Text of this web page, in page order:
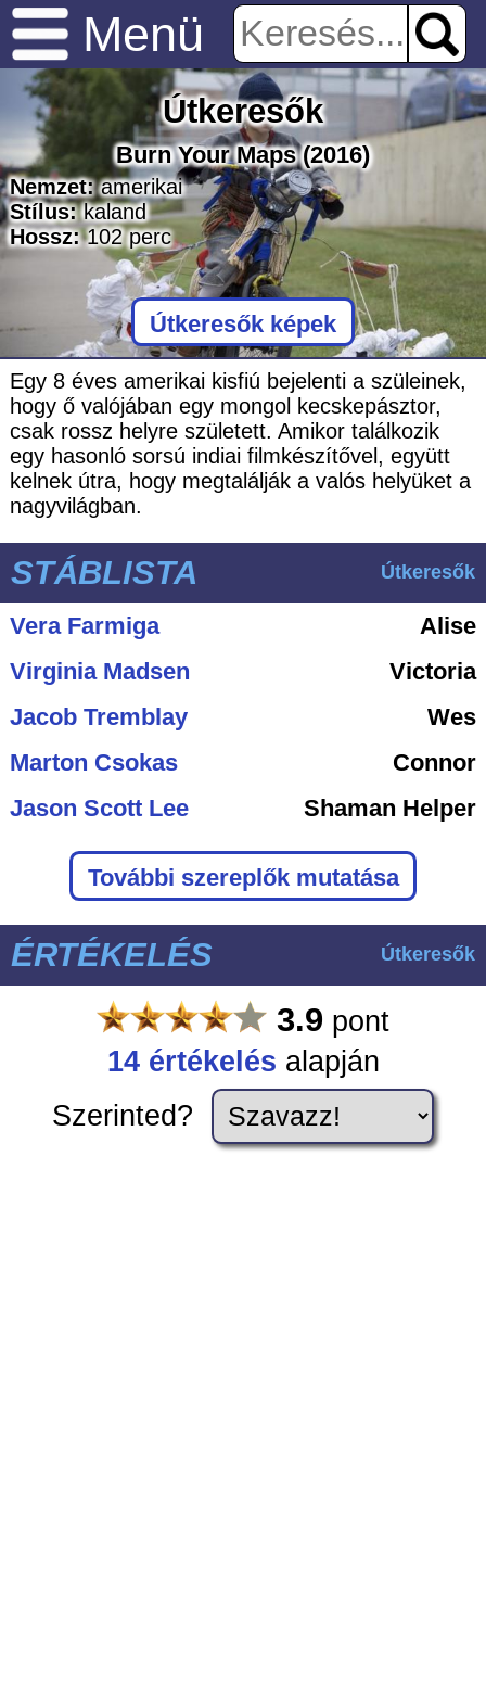
Menü
Útkeresők
Burn Your Maps(2016)
Nemzet: amerikai
Stílus: kaland
Hossz: 102perc
Útkeresők képek
Egy 8 éves amerikai kisfiú bejelenti a szüleinek,
hogy ő valójában egy mongol kecskepásztor,
csak rossz helyre született. Amikor találkozik
egy hasonló sorsú indiai filmkészítővel, együtt
kelnek útra, hogy megtalálják a valós helyüket a
nagyvilágban.
STÁBLISTA Útkeresők
Vera Farmiga
Alise
Virginia Madsen
Victoria
Jacob Tremblay
Wes
Marton Csokas
Connor
Jason Scott Lee
Shaman Helper
További szereplők mutatása
ÉRTÉKELÉS Útkeresők
3.9 pont
14értékelés alapján
Szerinted?